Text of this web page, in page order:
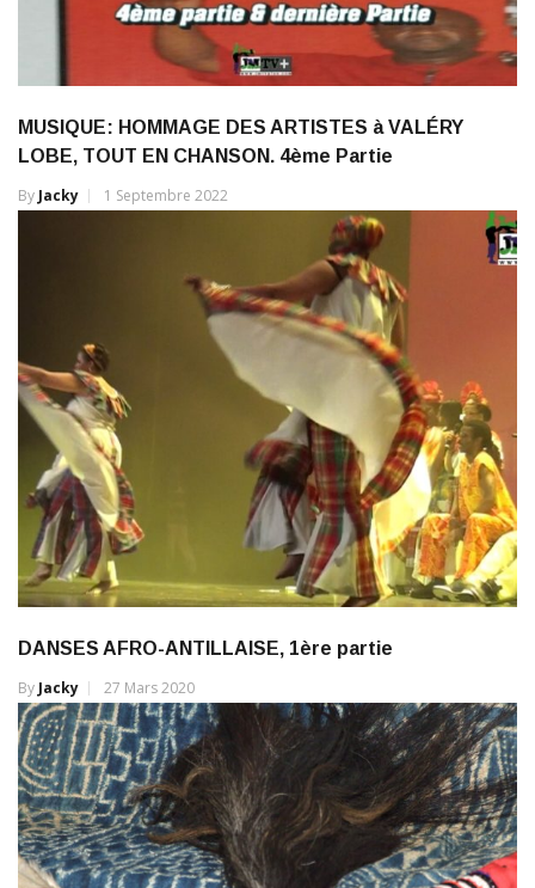
MUSIQUE: HOMMAGE DES ARTISTES à VALÉRY
LOBE, TOUT EN CHANSON. 4ème Partie
By Jacky 1 Septembre 2022
DANSES AFRO-ANTILLAISE, 1ère partie
By Jacky 27 Mars 2020